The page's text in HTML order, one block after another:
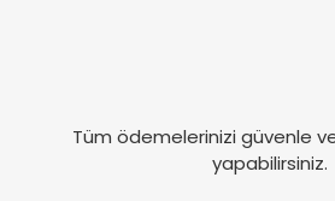
Tüm ödemelerinizi güvenle ve
yapabilirsiniz.